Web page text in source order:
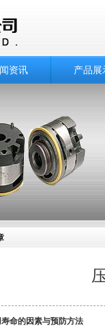
资讯 产品展
命的因素与预防方法